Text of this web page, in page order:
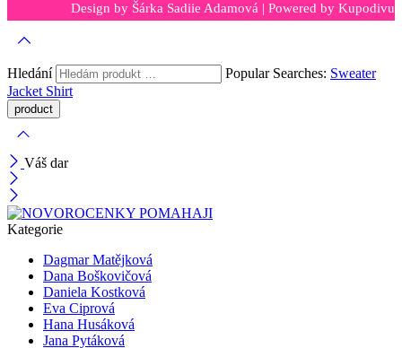
Design by Šárka Sadiie Adamová | Powered by Kupodivu
Hledání Popular Searches: Sweater
Jacket Shirt
Váš dar
Kategorie
Dagmar Matějková
Dana Boškovičová
Daniela Kostková
Eva Ciprová
Hana Husáková
Jana Pytáková